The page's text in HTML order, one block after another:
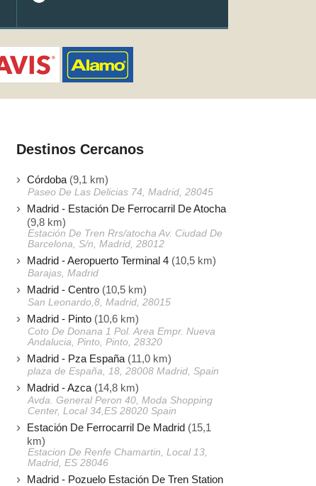
Destinos Cercanos
Córdoba (9,1 km)
Paseo De Las Delicias 74, Madrid, 28045
Madrid - Estación De Ferrocarril De Atocha
(9,8 km)
Estación De Tren Rrs/atocha Av. Ciudad De
Barcelona, S/n, Madrid, 28012
Madrid - Aeropuerto Terminal 4 (10,5 km)
Barajas, Madrid
Madrid - Centro (10,5 km)
San Leonardo,8, Madrid, 28015
Madrid - Pinto (10,6 km)
Coto De Donana 1 Pol. Area Empr. Nueva
Andalucia, Pinto, Pinto, 28320
Madrid - Pza España (11,0 km)
plaza de España, 18, 28008 Madrid, Spain
Madrid - Azca (14,8 km)
Avda. General Peron 40, Moda Shopping
Center, Local 34,ES 28020 Spain
Estación De Ferrocarril De Madrid (15,1
km)
Estacion De Renfe Chamartin, Local 13,
Madrid, ES 28046
Madrid - Pozuelo Estación De Tren Station